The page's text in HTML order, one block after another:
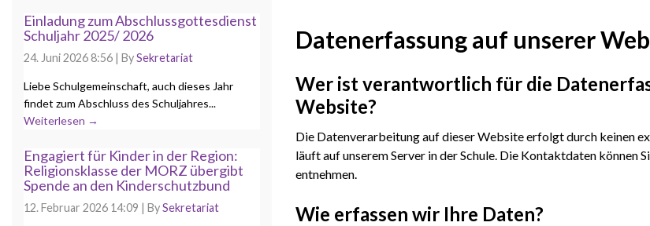
Datenerfassung auf unserer
Wer ist verantwortlich für die
Website?
Die Datenverarbeitung auf dieser Website erfolgt durch keinen
läuft auf unserem Server in der Schule. Die Kontaktdaten können
entnehmen.
Wie erfassen wir Ihre Daten?
Einladung zum Abschlussgottesdienst
Schuljahr 2025/ 2026
24. Juni 2026 8:56 | BySekretariat
Liebe Schulgemeinschaft, auch dieses Jahr
findet zum Abschluss des Schuljahres...
Weiterlesen →
Engagiert für Kinder in der Region:
Religionsklasse der MORZ übergibt
Spende an den Kinderschutzbund
12. Februar 2026 14:09 | BySekretariat